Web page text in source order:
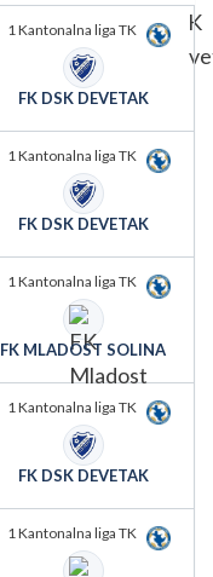
1 Kantonalna liga TK
FK DSK DEVETAK
1 Kantonalna liga TK
FK DSK DEVETAK
1 Kantonalna liga TK
FK MLADOST SOLINA
1 Kantonalna liga TK
FK DSK DEVETAK
1 Kantonalna liga TK